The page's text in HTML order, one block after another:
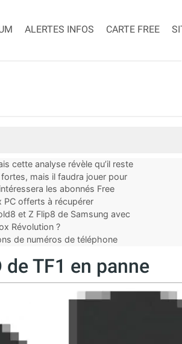
ALERTES INFOS CARTE FREE
cette analyse révèle qu’il reste
mais il faudra jouer pour
les abonnés Free
PC offerts à récupérer
et Z Flip8 de Samsung avec
Révolution ?
de numéros de téléphone
TF1 en panne